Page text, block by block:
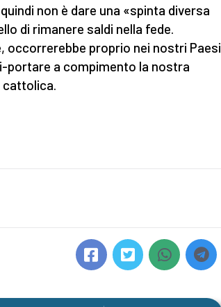
non è dare una «spinta diversa
di rimanere saldi nella fede.
occorrerebbe proprio nei nostri Paesi
portare a compimento la nostra
cattolica.